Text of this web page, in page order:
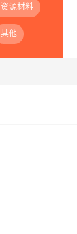
资源材料
其他